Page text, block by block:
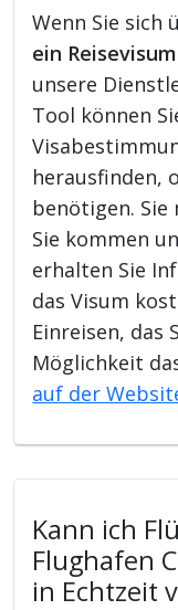
Wenn Sie sich
ein Reisevisum
unsere
Tool können
herausfinden,
benötigen. Sie
Sie kommen
erhalten Sie
das Visum
Einreisen, das
Möglichkeit
auf der
Kann ich
Flughafen
in Echtzeit